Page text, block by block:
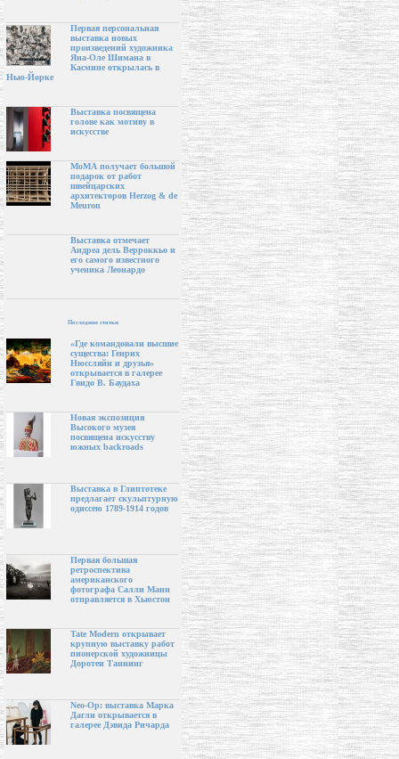
Первая персональная
выставка новых
произведений художника
Яна-Оле Шимана в
Касмине открылась в
Нью-Йорке
Выставка посвящена
голове как мотиву в
искусстве
МоМА получает большой
подарок от работ
швейцарских
архитекторов Herzog & de
Meuron
Выставка отмечает
Андреа дель Верроккьо и
его самого известного
ученика Леонардо
Последние статьи
«Где командовали высшие
существа: Генрих
Нюссляйн и друзья»
открывается в галерее
Гвидо В. Баудаха
Новая экспозиция
Высокого музея
посвящена искусству
южных backroads
Выставка в Глиптотеке
предлагает скульптурную
одиссею 1789-1914 годов
Первая большая
ретроспектива
американского
фотографа Салли Манн
отправляется в Хьюстон
Tate Modern открывает
крупную выставку работ
пионерской художницы
Доротеи Таннинг
Neo-Op: выставка Марка
Дагли открывается в
галерее Дэвида Ричарда